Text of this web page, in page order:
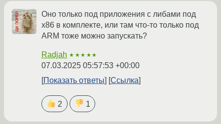
Оно только под приложения с либами под
x86 в комплекте, или там что-то только под
ARM тоже можно запускать?
Radjah ★★★★★
07.03.2025 05:57:53 +00:00
Показать ответы
Ссылка
2 1